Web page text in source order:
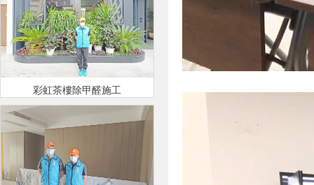
彩虹茶樓除甲醛施工